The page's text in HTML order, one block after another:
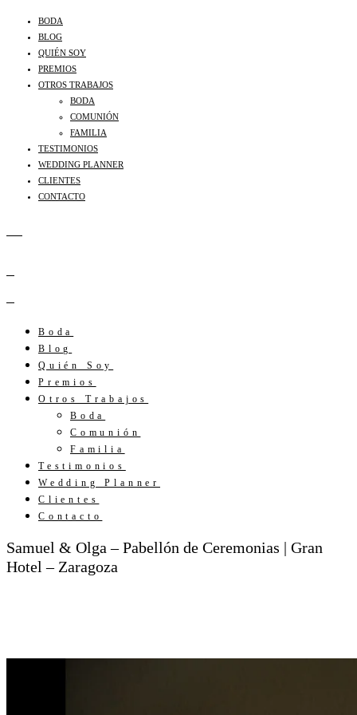
BODA
BLOG
QUIÉN SOY
PREMIOS
OTROS TRABAJOS
BODA
COMUNIÓN
FAMILIA
TESTIMONIOS
WEDDING PLANNER
CLIENTES
CONTACTO
Boda
Blog
Quién Soy
Premios
Otros Trabajos
Boda
Comunión
Familia
Testimonios
Wedding Planner
Clientes
Contacto
Samuel & Olga – Pabellón de Ceremonias | Gran
Hotel – Zaragoza